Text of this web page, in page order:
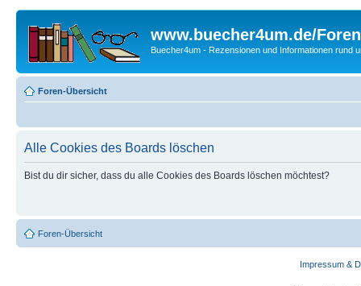
www.buecher4um.de/Foren
Buecher4um - Rezensionen und Informationen rund
Foren-Übersicht
Alle Cookies des Boards löschen
Bist du dir sicher, dass du alle Cookies des Boards löschen möchtest?
Foren-Übersicht
Impressum &